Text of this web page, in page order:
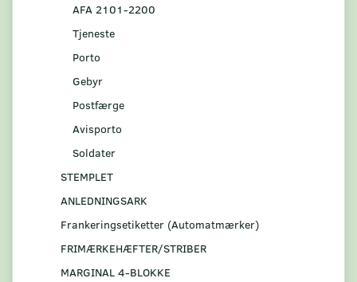
AFA 2101-2200
Tjeneste
Porto
Gebyr
Postfærge
Avisporto
Soldater
STEMPLET
ANLEDNINGSARK
Frankeringsetiketter (Automatmærker)
FRIMÆRKEHÆFTER/STRIBER
MARGINAL 4-BLOKKE